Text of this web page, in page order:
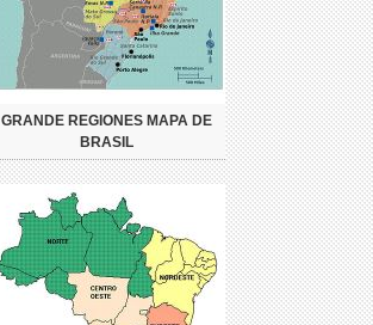
GRANDE REGIONES MAPA DE
BRASIL